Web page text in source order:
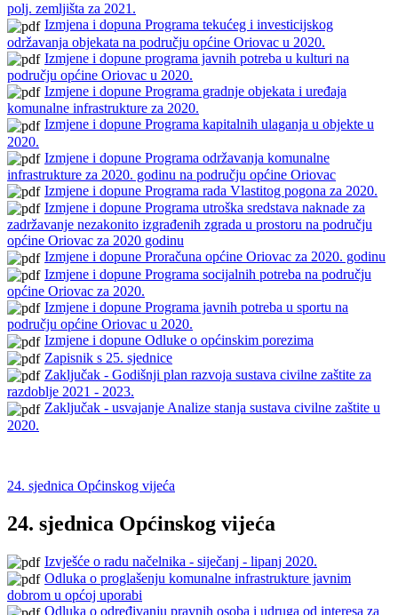
polj. zemljišta za 2021.
Izmjena i dopuna Programa tekućeg i investicijskog
održavanja objekata na području općine Oriovac u 2020.
Izmjene i dopune programa javnih potreba u kulturi na
području općine Oriovac u 2020.
Izmjene i dopune Programa gradnje objekata i uređaja
komunalne infrastrukture za 2020.
Izmjene i dopune Programa kapitalnih ulaganja u objekte u
2020.
Izmjene i dopune Programa održavanja komunalne
infrastrukture za 2020. godinu na području općine Oriovac
Izmjene i dopune Programa rada Vlastitog pogona za 2020.
Izmjene i dopune Programa utroška sredstava naknade za
zadržavanje nezakonito izgrađenih zgrada u prostoru na području
općine Oriovac za 2020 godinu
Izmjene i dopune Proračuna općine Oriovac za 2020. godinu
Izmjene i dopune Programa socijalnih potreba na području
općine Oriovac za 2020.
Izmjene i dopune Programa javnih potreba u sportu na
području općine Oriovac u 2020.
Izmjene i dopune Odluke o općinskim porezima
Zapisnik s 25. sjednice
Zaključak - Godišnji plan razvoja sustava civilne zaštite za
razdoblje 2021 - 2023.
Zaključak - usvajanje Analize stanja sustava civilne zaštite u
2020.
24. sjednica Općinskog vijeća
24. sjednica Općinskog vijeća
Izvješće o radu načelnika - siječanj - lipanj 2020.
Odluka o proglašenju komunalne infrastrukture javnim
dobrom u općoj uporabi
Odluka o određivanju pravnih osoba i udruga od interesa za